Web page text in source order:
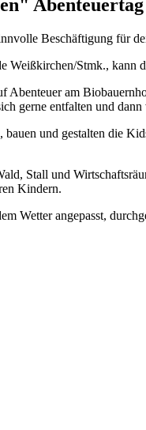
Beschäftigung für
Weißkirchen/Stmk.,
Abenteuer am
gerne entfalten und
und gestalten die
Stall und
Kindern.
Wetter angepasst,